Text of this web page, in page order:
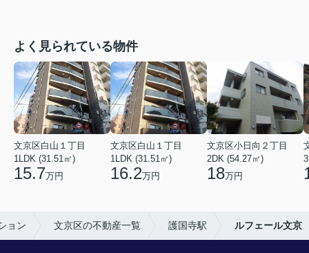
よく見られている物件
文京区白山１丁目
1LDK (31.51㎡)
15.7万円
文京区白山１丁目
1LDK (31.51㎡)
16.2万円
文京区小日向２丁目
2DK (54.27㎡)
18万円
ョン 文京区の不動産一覧 護国寺駅 ルフェール文京